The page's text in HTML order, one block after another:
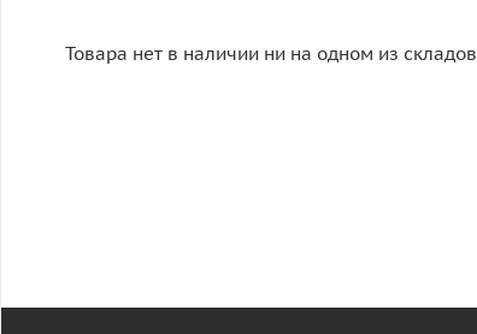
Товара нет в наличии ни на одном из складов